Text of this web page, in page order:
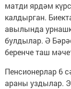
матди ярдәм
калдырган.
авылында
булдылар. Ә
беренче таш
Пенсионерлар 6
араны уздылар.